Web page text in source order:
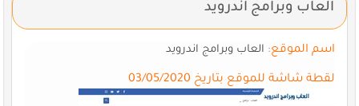
العاب وبرامج اندرويد
اسم الموقع:العاب وبرامج اندرويد
لقطة شاشة للموقع بتاريخ 03/05/2020